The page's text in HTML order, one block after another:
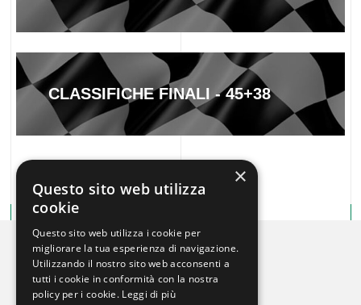
CLASSIFICHE FINALI - 45+38
×
Questo sito web utilizza
cookie
Questo sito web utilizza i cookie per
migliorare la tua esperienza di navigazione.
Utilizzando il nostro sito web acconsenti a
tutti i cookie in conformità con la nostra
policy per i cookie. Leggi di più